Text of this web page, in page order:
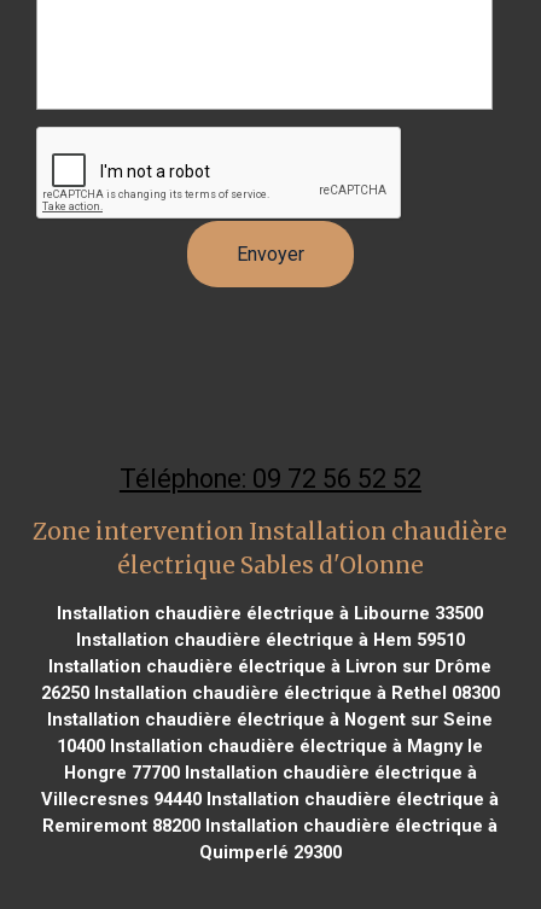
Téléphone: 09 72 56 52 52
Zone intervention Installation chaudière
électrique Sables d'Olonne
Installation chaudière électrique à Libourne 33500
Installation chaudière électrique à Hem 59510
Installation chaudière électrique à Livron sur Drôme
26250Installation chaudière électrique à Rethel 08300
Installation chaudière électrique à Nogent sur Seine
10400 Installation chaudière électrique à Magny le
Hongre 77700Installation chaudière électrique à
Villecresnes 94440 Installation chaudière électrique à
Remiremont 88200 Installation chaudière électrique à
Quimperlé 29300